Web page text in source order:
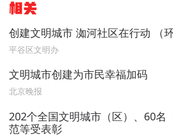
相关
创建文明城市 洳河社区在行动 （环
平谷区文明办
文明城市创建为市民幸福加码
北京晚报
202个全国文明城市（区）、60名
范等受表彰